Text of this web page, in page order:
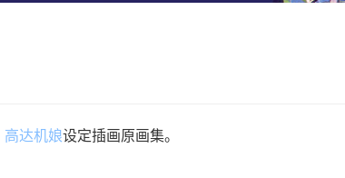
高达机娘设定插画原画集。